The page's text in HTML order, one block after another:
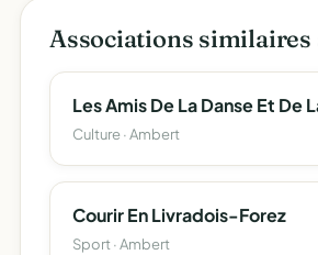
Associations similaires
Culture · Ambert
Courir En Livradois-Forez
Sport · Ambert